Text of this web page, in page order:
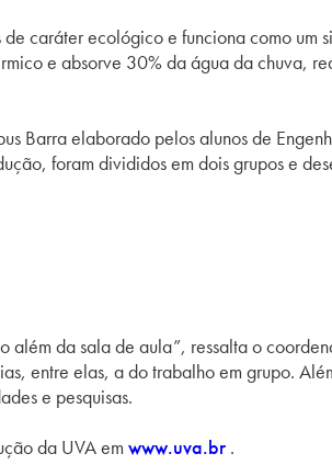
caráter ecológico e funciona como
e absorve 30% da água da chuva,
Barra elaborado pelos alunos de
foram divididos em dois grupos e
da sala de aula”, ressalta o
entre elas, a do trabalho em grupo.
e pesquisas.
da UVA em www.uva.br .